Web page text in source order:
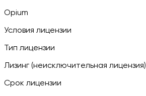
Opium
Условия лицензии
Тип лицензии
Лизинг (неисключительная лицензия)
Срок лицензии